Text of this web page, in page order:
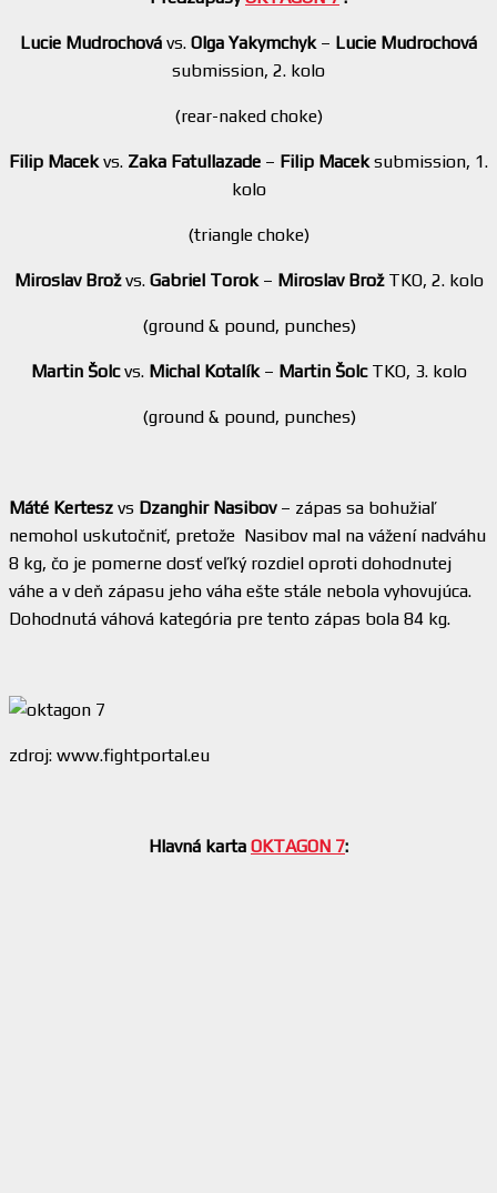
Lucie Mudrochová vs. Olga Yakymchyk– Lucie Mudrochová
submission, 2. kolo
(rear-naked choke)
Filip Macekvs. Zaka Fatullazade – Filip Maceksubmission, 1.
kolo
(triangle choke)
Miroslav Brožvs. Gabriel Torok– Miroslav BrožTKO, 2. kolo
(ground & pound, punches)
Martin Šolcvs. Michal Kotalík – Martin ŠolcTKO, 3. kolo
(ground & pound, punches)
Máté Kertesz vs Dzanghir Nasibov– zápas sa bohužiaľ
nemohol uskutočniť, pretože Nasibov mal na vážení nadváhu
8 kg, čo je pomerne dosť veľký rozdiel oproti dohodnutej
váhe a v deň zápasu jeho váha ešte stále nebola vyhovujúca.
Dohodnutá váhová kategória pre tento zápas bola 84 kg.
zdroj: www.fightportal.eu
Hlavná karta OKTAGON 7: